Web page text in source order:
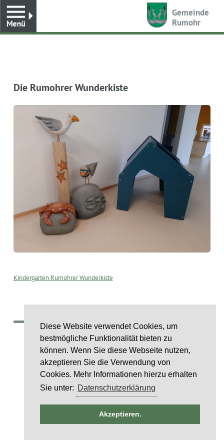
Diese Website verwendet Cookies, um
bestmögliche Funktionalität bieten zu
können. Wenn Sie diese Webseite nutzen,
akzeptieren Sie die Verwendung von
Cookies. Mehr Informationen hierzu erhalten
Sie unter: Datenschutzerklärung
Akzeptieren.
Gemeinde
Rumohr
Die Rumohrer Wunderkiste
Kindergarten Rumohrer Wunderkiste
(c) 2018 Gemeinde Rumohr.
Umsetzung: IDE Stampe GmbH
Layoutcredit byHTML5 UP